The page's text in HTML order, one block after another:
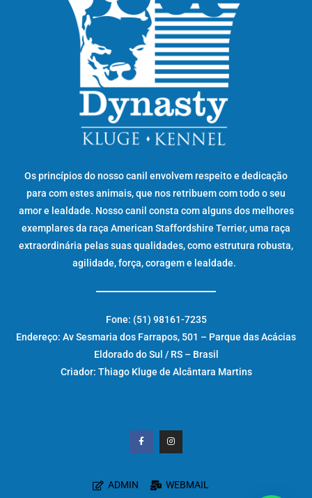
Os princípios do nosso canil envolvem respeito e dedicação
para com estes animais, que nos retribuem com todo o seu
amor e lealdade. Nosso canil consta com alguns dos melhores
exemplares da raça American Staffordshire Terrier, uma raça
extraordinária pelas suas qualidades, como estrutura robusta,
agilidade, força, coragem e lealdade.
Fone: (51) 98161-7235
Endereço: Av Sesmaria dos Farrapos, 501 – Parque das Acácias
Eldorado do Sul / RS – Brasil
Criador: Thiago Kluge de Alcântara Martins
ADMIN WEBMAIL